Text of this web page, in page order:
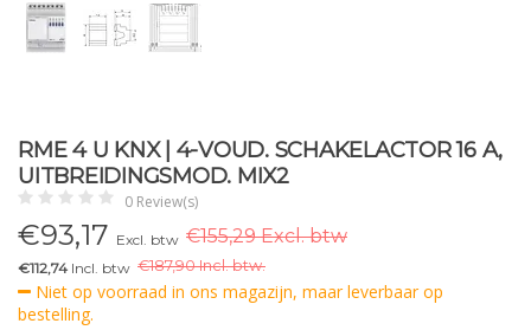
RME 4 U KNX | 4-VOUD. SCHAKELACTOR 16 A,
UITBREIDINGSMOD. MIX2
0 Review(s)
€93,17 Excl. btw €155,29 Excl. btw
€112,74 Incl. btw €187,90 Incl. btw.
Niet op voorraad in ons magazijn, maar leverbaar op
bestelling.